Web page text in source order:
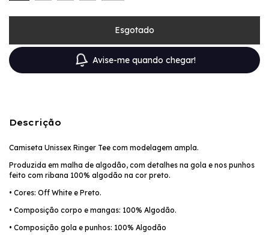
Avise-me quando chegar!
Descrição
Camiseta Unissex Ringer Tee com modelagem ampla.
Produzida em malha de algodão, com detalhes na gola e nos punhos
feito com ribana 100% algodão na cor preto.
• Cores: Off White e Preto.
• Composição corpo e mangas: 100% Algodão.
• Composição gola e punhos: 100% Algodão